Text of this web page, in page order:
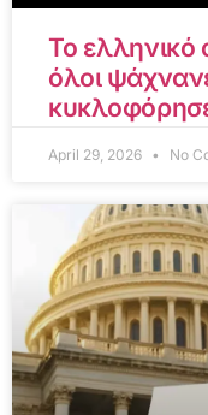
Το ελληνικό
όλοι
April 29, 2026 No